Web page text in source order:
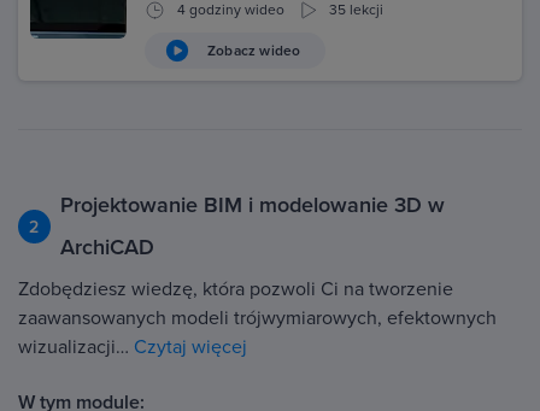
4 godziny wideo 35 lekcji
Zobacz wideo
2
Projektowanie BIM i modelowanie 3D w
ArchiCAD
Zdobędziesz wiedzę, która pozwoli Ci na tworzenie
zaawansowanych modeli trójwymiarowych, efektownych
wizualizacji… Czytaj więcej
W tym module: